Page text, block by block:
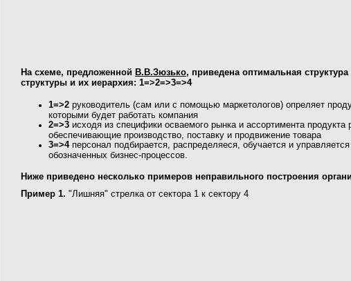
На схеме, предложенной В.В.Зюзько, приведена оптимальная
структуры и их иерархия: 1=>2=>3=>4
1=>2 руководитель (сам или с помощью маркетологов) опреляет
которыми будет работать компания
2=>3 исходя из специфики осваемого рынка и ассортимента продукта
обеспечивающие производство, поставку и продвижение товара
3=>4персонал подбирается, распределяеся, обучается и
обозначенных бизнес-процессов.
Ниже приведено несколько примеров неправильного построения
Пример 1. "Лишняя" стрелка от сектора 1 к сектору 4